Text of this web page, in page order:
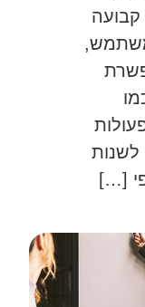
קבועה
לשנות
[…]